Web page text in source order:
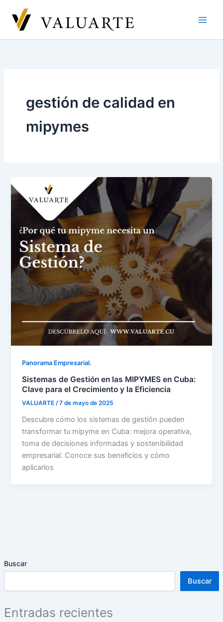
contenido
Buscar
Buscar
Entradas recientes
gestión de calidad en
mipymes
Panorama Empresarial.
Sistemas de Gestión en las MIPYMES en Cuba:
Clave para el Crecimiento y la Eficiencia
VALUARTE/7 de mayo de 2025
Descubre cómo los sistemas de gestión pueden
transformar tu mipyme en Cuba: mejora operativa,
toma de decisiones informadas y sostenibilidad
empresarial. Conoce sus beneficios y cómo
aplicarlos